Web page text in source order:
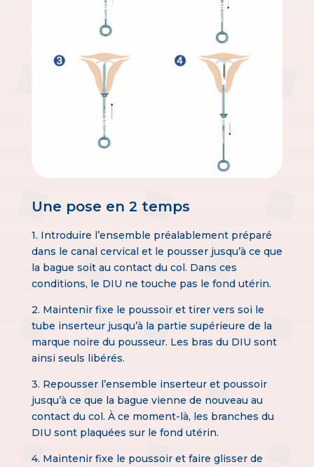
Une pose en 2 temps
1. Introduire l’ensemble préalablement préparé
dans le canal cervical et le pousser jusqu’à ce que
la bague soit au contact du col. Dans ces
conditions, le DIU ne touche pas le fond utérin.
2. Maintenir fixe le poussoir et tirer vers soi le
tube inserteur jusqu’à la partie supérieure de la
marque noire du pousseur. Les bras du DIU sont
ainsi seuls libérés.
3. Repousser l’ensemble inserteur et poussoir
jusqu’à ce que la bague vienne de nouveau au
contact du col. À ce moment-là, les branches du
DIU sont plaquées sur le fond utérin.
4. Maintenir fixe le poussoir et faire glisser de